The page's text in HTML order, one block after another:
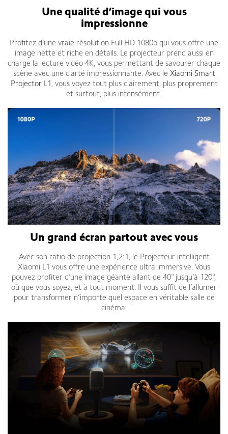
Une qualité d’image qui vous
impressionne
Profitez d’une vraie résolution Full HD 1080p qui vous offre une
image nette et riche en détails. Le projecteur prend aussi en
charge la lecture vidéo 4K, vous permettant de savourer chaque
scène avec une clarté impressionnante. Avec le Xiaomi Smart
Projector L1 , vous voyez tout plus clairement, plus proprement
et surtout, plus intensément.
Un grand écran partout avec vous
Avec son ratio de projection 1,2:1, le Projecteur intelligent
Xiaomi L1 vous offre une expérience ultra immersive. Vous
pouvez profiter d’une image géante allant de 40" jusqu’à 120",
où que vous soyez, et à tout moment. Il vous suffit de l’allumer
pour transformer n’importe quel espace en véritable salle de
cinéma.